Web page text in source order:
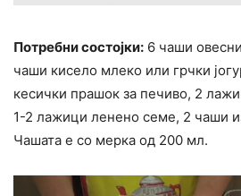
Потребни состојки: 6 чаши
чаши кисело млеко или грчки
кесички прашок за печиво, 2
1-2 лажици ленено семе, 2 чаши
Чашата е со мерка од 200 мл.